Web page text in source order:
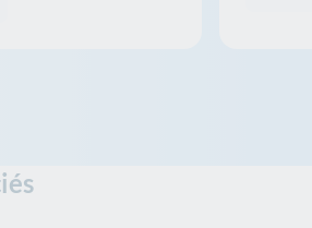
aussi vous intéresser
pourrait aussi vous intéresser